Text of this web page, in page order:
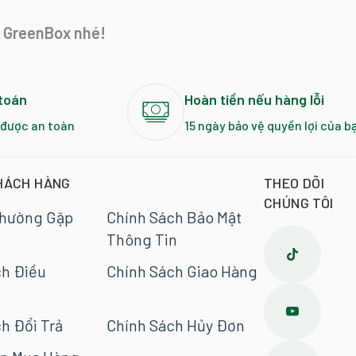
nhé!
an toàn
Hoàn tiền nếu hàng lỗi
15 ngày bảo vệ quyền lợi của
HÀNG
Gặp
Chính Sách Bảo Mật
Thông Tin
Điều
Chính Sách Giao Hàng
Đổi Trả
Chính Sách Hủy Đơn
THEO DÕI
CHÚNG TÔI